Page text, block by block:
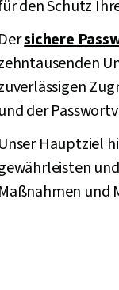
den Schutz
Dersichere
und der
Unser Hauptziel
Maßnahmen und